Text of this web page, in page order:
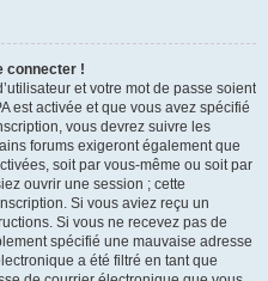
connecter !
et votre mot de passe soient
est activée et que vous avez spécifié
vous devrez suivre les
forums exigeront également que
soit par vous-même ou soit par
ouvrir une session ; cette
Si vous aviez reçu un
Si vous ne recevez pas de
spécifié une mauvaise adresse
a été filtré en tant que